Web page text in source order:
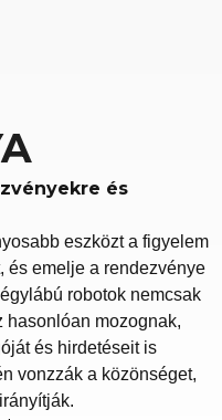
és
eszközt a figyelem
és emelje a rendezvénye
robotok nemcsak
hasonlóan mozognak,
és hirdetéseit is
vonzzák a közönséget,